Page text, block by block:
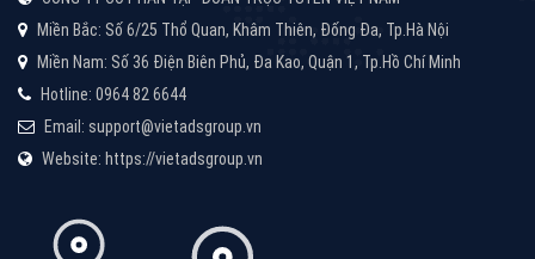
VietAds với đội ngũ chuyên viên tư ấn am hiểu về
chiến dịch quảng cáo Youtube sẽ tư vấn bạn giải pháp
tối ưu, hiệu quả nhất
XEM CHI TIẾT